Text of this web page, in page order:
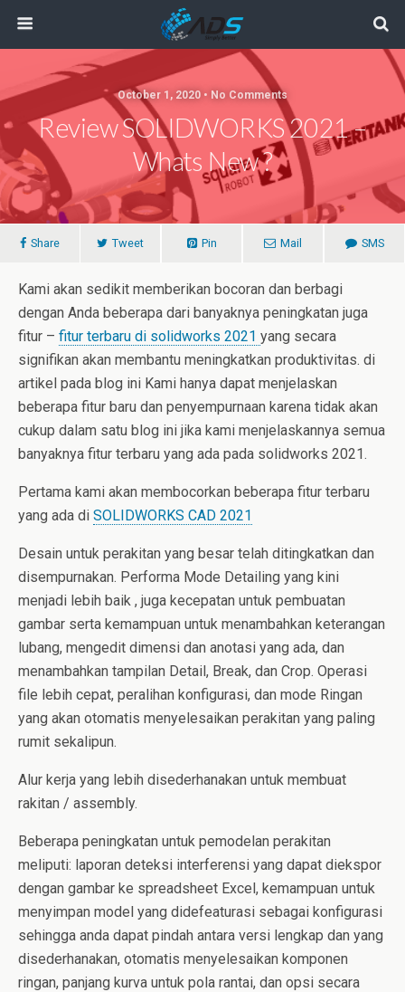
October 1, 2020 • No Comments
Review SOLIDWORKS 2021 –
Whats New ?
Share Tweet Pin Mail SMS
Kami akan sedikit memberikan bocoran dan berbagi
dengan Anda beberapa dari banyaknya peningkatan juga
fitur – fitur terbaru di solidworks 2021 yang secara
signifikan akan membantu meningkatkan produktivitas. di
artikel pada blog ini Kami hanya dapat menjelaskan
beberapa fitur baru dan penyempurnaan karena tidak akan
cukup dalam satu blog ini jika kami menjelaskannya semua
banyaknya fitur terbaru yang ada pada solidworks 2021.
Pertama kami akan membocorkan beberapa fitur terbaru
yang ada di SOLIDWORKS CAD 2021
Desain untuk perakitan yang besar telah ditingkatkan dan
disempurnakan. Performa Mode Detailing yang kini
menjadi lebih baik , juga kecepatan untuk pembuatan
gambar serta kemampuan untuk menambahkan keterangan
lubang, mengedit dimensi dan anotasi yang ada, dan
menambahkan tampilan Detail, Break, dan Crop. Operasi
file lebih cepat, peralihan konfigurasi, dan mode Ringan
yang akan otomatis menyelesaikan perakitan yang paling
rumit sekalipun.
Alur kerja yang lebih disederhanakan untuk membuat
rakitan / assembly.
Beberapa peningkatan untuk pemodelan perakitan
meliputi: laporan deteksi interferensi yang dapat diekspor
dengan gambar ke spreadsheet Excel, kemampuan untuk
menyimpan model yang didefeaturasi sebagai konfigurasi
sehingga anda dapat pindah antara versi lengkap dan yang
disederhanakan, otomatis menyelesaikan komponen
ringan, panjang kurva untuk pola rantai, dan opsi secara